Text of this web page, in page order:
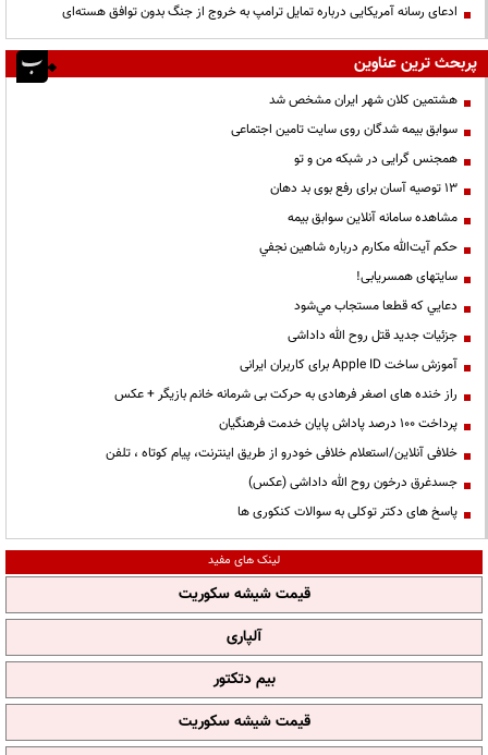
ادعای رسانه آمریکایی درباره تمایل ترامپ به خروج از جنگ بدون توافق هسته‌ای
پربحث ترین عناوین
هشتمین کلان شهر ایران مشخص شد
سوابق بیمه شدگان روی سایت تامین اجتماعی
همجنس گرایی در شبکه من و تو
13 توصیه آسان برای رفع بوی بد دهان
مشاهده سامانه آنلاين سوابق بیمه
حكم آيت‌الله مكارم درباره شاهين نجفي
سایتهای همسریابی!
دعايي كه قطعا مستجاب مي‌شود
جزئیات جدید قتل روح الله داداشی
آموزش ساخت Apple ID برای کاربران ایرانی
راز خنده های اصغر فرهادی به حرکت بی شرمانه خانم بازیگر + عکس
پرداخت ۱۰۰ درصد پاداش پایان خدمت فرهنگیان
خلافی آنلاین/استعلام خلافی خودرو از طریق اینترنت، پیام کوتاه ، تلفن
جسدغرق درخون روح الله داداشی (عکس)
پاسخ های دکتر توکلی به سوالات کنکوری ها
لینک های مفید
قیمت شیشه سکوریت
آلپاری
بیم دتکتور
قیمت شیشه سکوریت